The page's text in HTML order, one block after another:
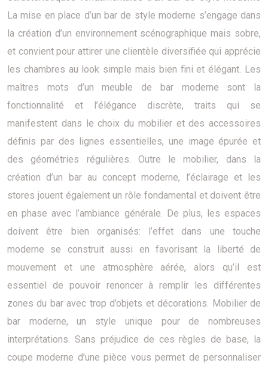
La mise en place d’un bar de style moderne s’engage dans
la création d’un environnement scénographique mais sobre,
et convient pour attirer une clientèle diversifiée qui apprécie
les chambres au look simple mais bien fini et élégant. Les
maîtres mots d’un meuble de bar moderne sont la
fonctionnalité et l’élégance discrète, traits qui se
manifestent dans le choix du mobilier et des accessoires
définis par des lignes essentielles, une image épurée et
des géométries régulières. Outre le mobilier, dans la
création d’un bar au concept moderne, l’éclairage et les
stores jouent également un rôle fondamental et doivent être
en phase avec l’ambiance générale. De plus, les espaces
doivent être bien organisés: l’effet dans une touche
moderne se construit aussi en favorisant la liberté de
mouvement et une atmosphère aérée, alors qu’il est
essentiel de pouvoir renoncer à remplir les différentes
zones du bar avec trop d’objets et décorations. Mobilier de
bar moderne, un style unique pour de nombreuses
interprétations. Sans préjudice de ces règles de base, la
coupe moderne d’une pièce vous permet de personnaliser